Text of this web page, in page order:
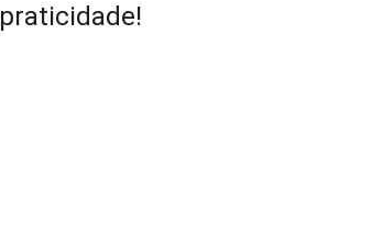
praticidade!